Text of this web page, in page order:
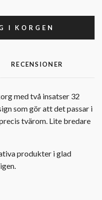
I KORGEN
RECENSIONER
med två insatser 32
som gör att det passar i
tvärom. Lite bredare
produkter i glad